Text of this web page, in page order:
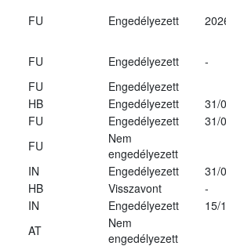
FU Engedélyezett
FU Engedélyezett
-
FU
Engedélyezett
HB Engedélyezett
31/
FU Engedélyezett
31/
FU
Nem
engedélyezett
IN Engedélyezett
31/
HB Visszavont
-
IN Engedélyezett
15/
AT
Nem
engedélyezett